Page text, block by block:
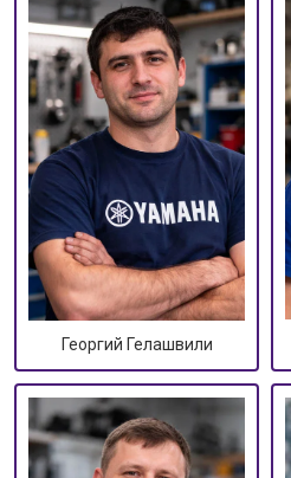
Георгий Гелашвили